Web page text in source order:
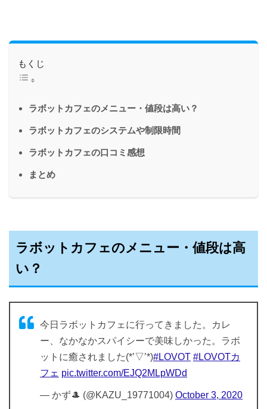
もくじ
ラボットカフェのメニュー・値段は高い？
ラボットカフェのシステムや制限時間
ラボットカフェの口コミ感想
まとめ
ラボットカフェのメニュー・値段は高
い？
今日ラボットカフェに行ってきました。カレ
ー、なかなかスパイシーで美味しかった。ラボ
ットに癒されました(*’▽’*)#LOVOT #LOVOTカ
フェ pic.twitter.com/EJQ2MLpWDd
— かず🎩 (@KAZU_19771004) October 3, 2020